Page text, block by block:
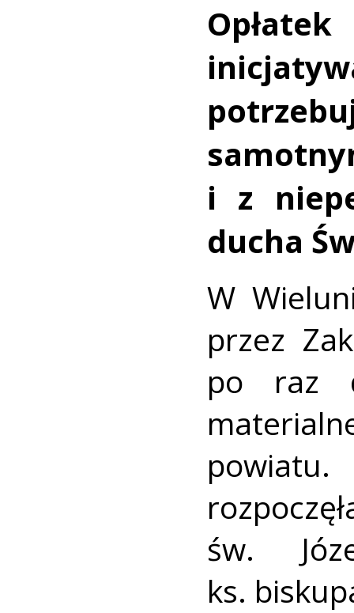
i z
ducha
W
przez
po raz
św.
ks.